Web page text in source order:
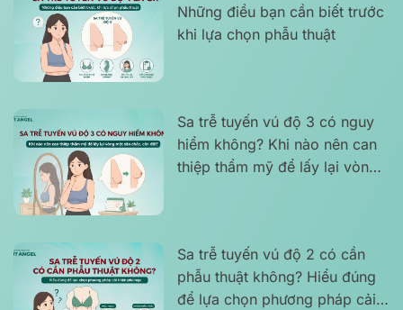
Những điều bạn cần biết trước
khi lựa chọn phẫu thuật
Sa trễ tuyến vú độ 3 có nguy
hiểm không? Khi nào nên can
thiệp thẩm mỹ để lấy lại vòng
Sa trễ tuyến vú độ 2 có cần
phẫu thuật không? Hiểu đúng
để lựa chọn phương pháp cải